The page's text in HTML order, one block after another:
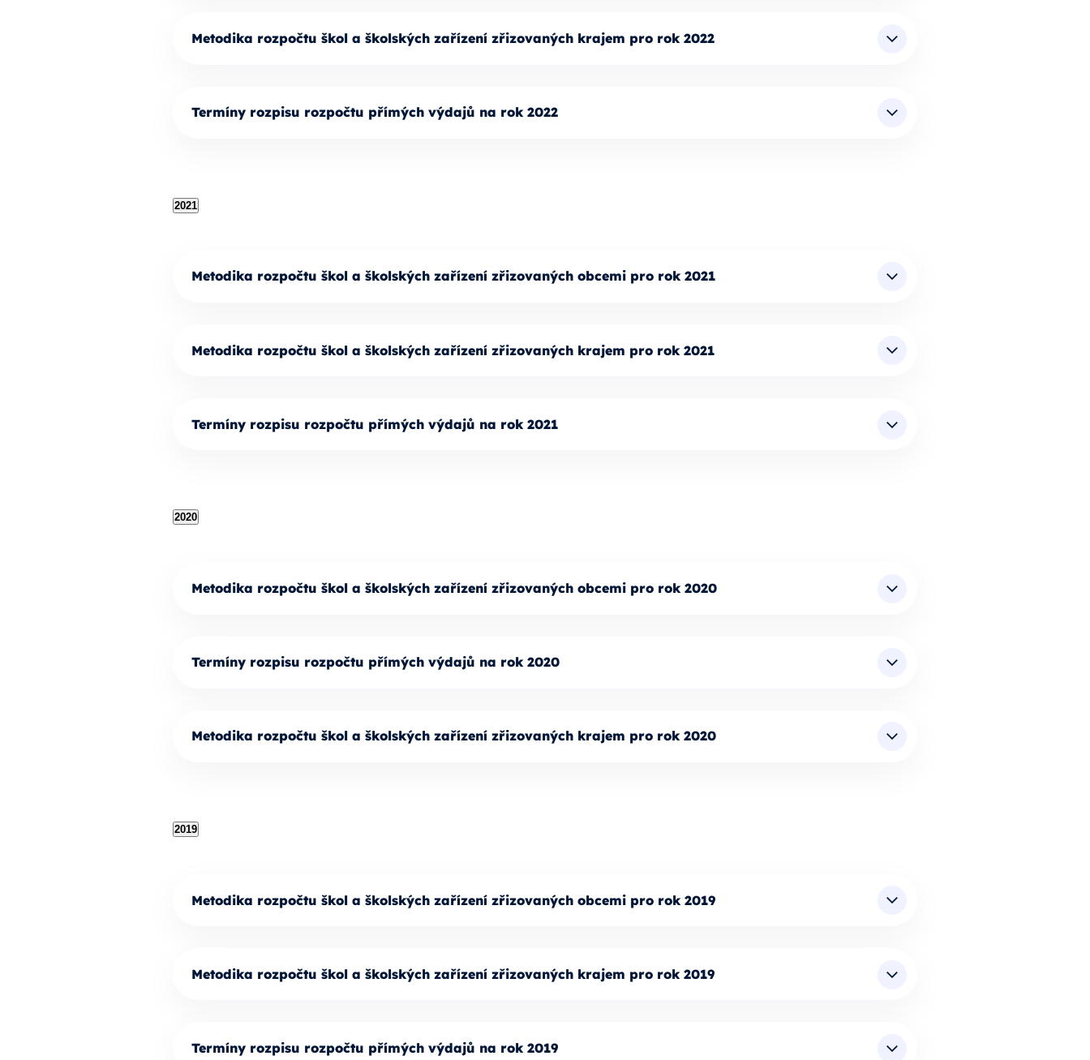
Metodika rozpočtu škol a školských zařízení zřizovaných krajem pro rok 2022
Termíny rozpisu rozpočtu přímých výdajů na rok 2022
2021
Metodika rozpočtu škol a školských zařízení zřizovaných obcemi pro rok 2021
Metodika rozpočtu škol a školských zařízení zřizovaných krajem pro rok 2021
Termíny rozpisu rozpočtu přímých výdajů na rok 2021
2020
Metodika rozpočtu škol a školských zařízení zřizovaných obcemi pro rok 2020
Termíny rozpisu rozpočtu přímých výdajů na rok 2020
Metodika rozpočtu škol a školských zařízení zřizovaných krajem pro rok 2020
2019
Metodika rozpočtu škol a školských zařízení zřizovaných obcemi pro rok 2019
Metodika rozpočtu škol a školských zařízení zřizovaných krajem pro rok 2019
Termíny rozpisu rozpočtu přímých výdajů na rok 2019